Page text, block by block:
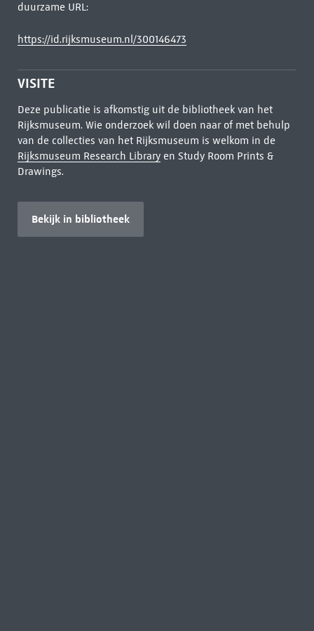
duurzame URL:
https://id.rijksmuseum.nl/300146473
VISITE
Deze publicatie is afkomstig uit de bibliotheek van het
Rijksmuseum. Wie onderzoek wil doen naar of met behulp
van de collecties van het Rijksmuseum is welkom in de
Rijksmuseum Research Libraryen Study Room Prints &
Drawings.
Bekijk in bibliotheek